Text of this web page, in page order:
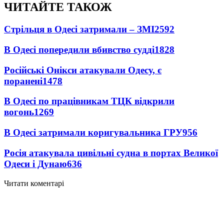
ЧИТАЙТЕ ТАКОЖ
Стрільця в Одесі затримали – ЗМІ2592
В Одесі попередили вбивство судді1828
Російські Онікси атакували Одесу, є
поранені1478
В Одесі по працівникам ТЦК відкрили
вогонь1269
В Одесі затримали коригувальника ГРУ956
Росія атакувала цивільні судна в портах Великої
Одеси і Дунаю636
Читати коментарі